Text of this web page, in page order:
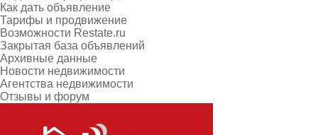
Как дать объявление
Тарифы и продвижение
Возможности Restate.ru
Закрытая база объявлений
Архивные данные
Новости недвижимости
Агентства недвижимости
Отзывы и форум